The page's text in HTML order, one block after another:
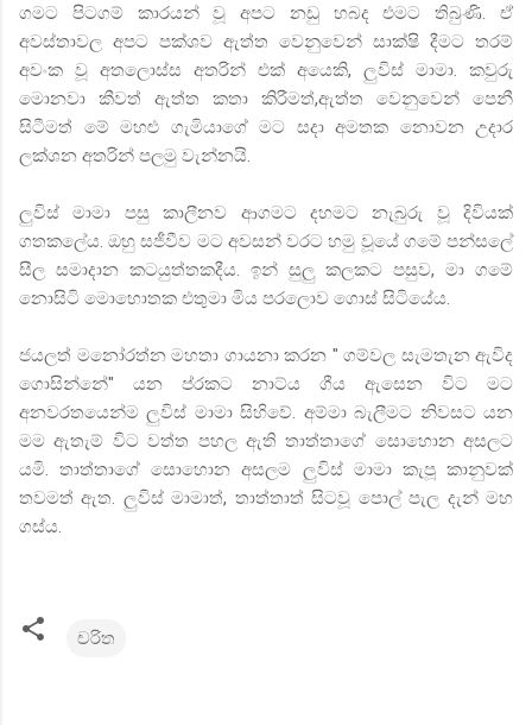
ගමට පිටගම් කාරයන් වූ අපට නඩු හබද එමට තිබුණි .ඒ
අවස්තාවල අපට පක්ශව ඇත්ත වෙනුවෙන් සාක්ෂි දීමට තරම්
අවංක වූ අතලොස්ස අතරින් එක් අයෙකි, ලුවිස් මාමා
කවුරු
මොනවා
කීවත් ඇත්ත කතා කිරීමත්,ඇත්ත වෙනුවෙන්
පෙනී
සිටීමත්
මේ මහළු ගැමියාගේ මට සදා අමතක නොවන උදාර
ලක්ශන අතරින් පලමු වැන්නයි
ලුවිස් මාමා පසු කාලීනව ආගමට දහමට නැබුරු වූ
දිවියක්
ගතකලේය .ඔහු සජීවීව මට අවසන් වරට හමු වූයේ ගමේ පන්සලේ
සීල සමාදාන කටයුත්තකදීය ඉන් සුලු කලකට පසුව,මා ගමේ
නොසිටි මොහොතක එතුමා මිය පරලොව ගොස් සිටියේය
ජයලත් මනෝරත්න මහතා ගායනා කරන " ගම්වල සැමතැන ඇවිද
ගොසින්නේ" යන ප්රකට නාට්ය ගීය ඇසෙන විට
මට
අනවරතයෙන්ම ලුවිස් මාමා සිහිවේ අම්මා බැලීමට නිවසට යන
මම ඇතැම් විට වත්ත පහල ඇති තාත්තාගේ සොහොන අසලට
යමි .තාත්තාගේ සොහොන අසලම ලුවිස් මාමා කැපූ කානුවක්
තවමත් ඇත ලුවිස් මාමාත්, තාත්තාත් සිටවූ පොල් පැල දැන් මහ
ගස්ය
චරිත